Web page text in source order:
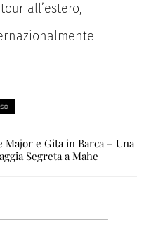
all’estero,
Major e Gita in Barca – Una
Segreta a Mahe